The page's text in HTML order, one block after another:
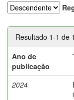
Resultado 1-1 de
Ano de
publicação
2024